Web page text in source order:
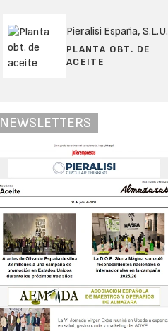
Pieralisi España, S.L.U.
PLANTA OBT. DE
ACEITE
NEWSLETTERS